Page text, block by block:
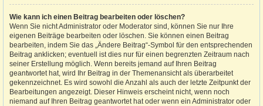
Wie kann ich einen Beitrag bearbeiten oder löschen?
Wenn Sie nicht Administrator oder Moderator sind, können Sie nur Ihre
eigenen Beiträge bearbeiten oder löschen. Sie können einen Beitrag
bearbeiten, indem Sie das „Ändere Beitrag“-Symbol für den entsprechenden
Beitrag anklicken; eventuell ist dies nur für einen begrenzten Zeitraum nach
seiner Erstellung möglich. Wenn bereits jemand auf Ihren Beitrag
geantwortet hat, wird Ihr Beitrag in der Themenansicht als überarbeitet
gekennzeichnet. Es wird sowohl die Anzahl als auch der letzte Zeitpunkt der
Bearbeitungen angezeigt. Dieser Hinweis erscheint nicht, wenn noch
niemand auf Ihren Beitrag geantwortet hat oder wenn ein Administrator oder